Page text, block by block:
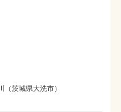
茨城県大洗市）